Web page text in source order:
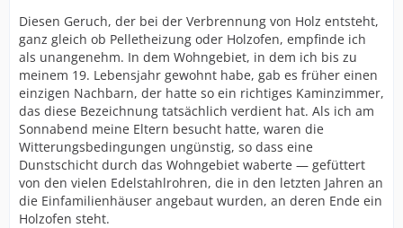
Diesen Geruch, der bei der Verbrennung von Holz entsteht,
ganz gleich ob Pelletheizung oder Holzofen, empfinde ich
als unangenehm. In dem Wohngebiet, in dem ich bis zu
meinem 19. Lebensjahr gewohnt habe, gab es früher einen
einzigen Nachbarn, der hatte so ein richtiges Kaminzimmer,
das diese Bezeichnung tatsächlich verdient hat. Als ich am
Sonnabend meine Eltern besucht hatte, waren die
Witterungsbedingungen ungünstig, so dass eine
Dunstschicht durch das Wohngebiet waberte — gefüttert
von den vielen Edelstahlrohren, die in den letzten Jahren an
die Einfamilienhäuser angebaut wurden, an deren Ende ein
Holzofen steht.